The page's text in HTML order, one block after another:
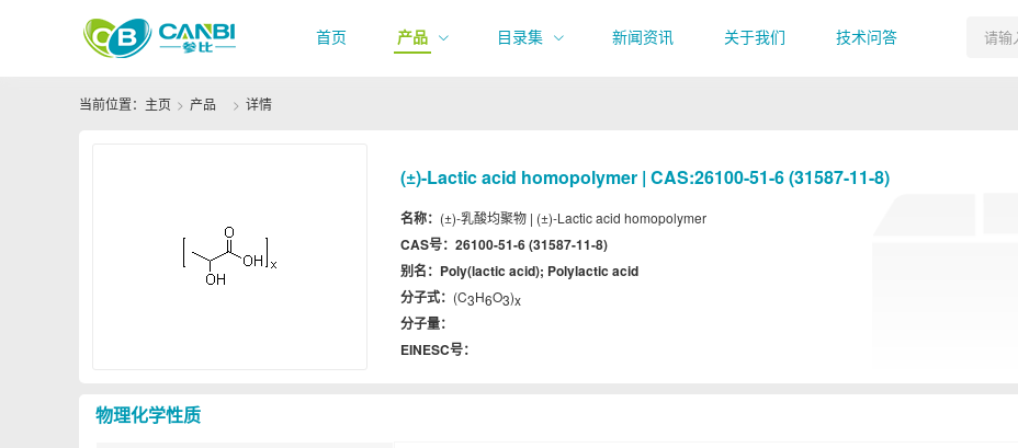
首页 产品 目录集 新闻资讯 关于我们 技术问答
当前位置： 主页 产品 详情
(±)-Lactic acid homopolymer | CAS:26100-51-6 (31587-11-8)
名称： (±)-乳酸均聚物 | (±)-Lactic acid homopolymer
CAS号： 26100-51-6 (31587-11-8)
别名： Poly(lactic acid); Polylactic acid
分子式： (C3H6O3)x
分子量：
EINESC号：
物理化学性质